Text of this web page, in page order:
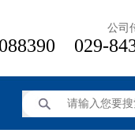
公司传真
029-